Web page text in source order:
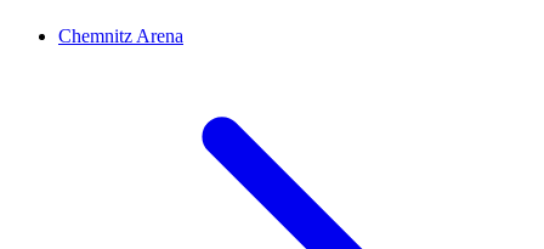
Chemnitz Arena